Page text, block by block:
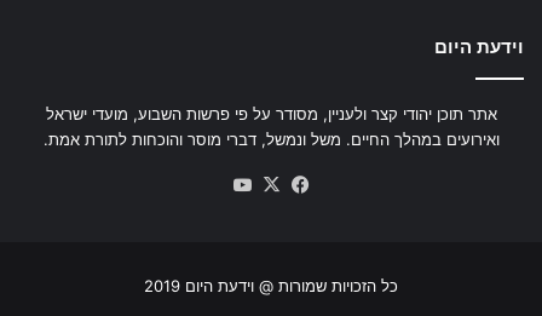
וידעת היום
אתר תוכן יהודי קצר ולעניין, מסודר על פי פרשות השבוע, מועדי ישראל
ואירועים במהלך החיים. משל ונמשל, דברי מוסר והוכחות לתורת אמת.
Facebook
X
כל הזכויות שמורות @ וידעת היום 2019